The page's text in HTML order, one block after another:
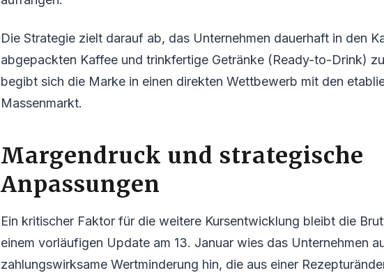
Die Strategie zielt darauf ab, das Unternehmen dauerhaft in den
abgepackten Kaffee und trinkfertige Getränke (Ready-to-Drink)
begibt sich die Marke in einen direkten Wettbewerb mit den
Massenmarkt.
Margendruck und strategische
Anpassungen
Ein kritischer Faktor für die weitere Kursentwicklung bleibt die
einem vorläufigen Update am 13. Januar wies das Unternehmen
zahlungswirksame Wertminderung hin, die aus einer